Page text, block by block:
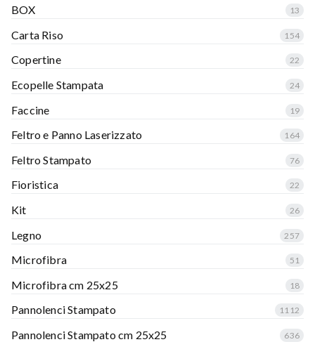
BOX 13
Carta Riso 154
Copertine 22
Ecopelle Stampata 24
Faccine 19
Feltro e Panno Laserizzato 164
Feltro Stampato 76
Fioristica 22
Kit 26
Legno 257
Microfibra 51
Microfibra cm 25x25 18
Pannolenci Stampato 1112
Pannolenci Stampato cm 25x25 636